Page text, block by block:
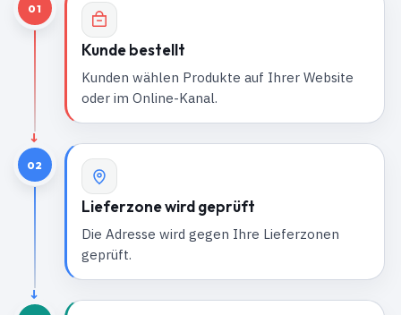
01
Kunde bestellt
Kunden wählen Produkte auf Ihrer Website
oder im Online-Kanal.
02
Lieferzone wird geprüft
Die Adresse wird gegen Ihre Lieferzonen
geprüft.